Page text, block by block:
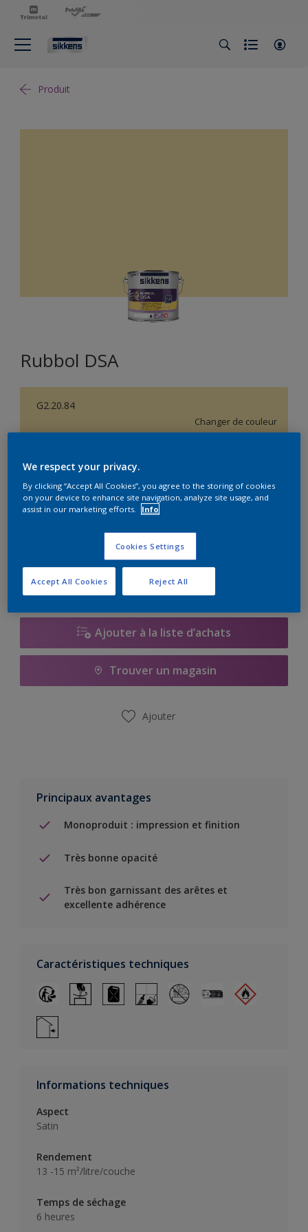
Produit
Rubbol DSA
G2.20.84
Changer de couleur
1L 2,5L 5L
Ajouter à la liste d’achats
Trouver un magasin
Ajouter
Principaux avantages
Monoproduit : impression et finition
Très bonne opacité
Très bon garnissant des arêtes et
excellente adhérence
Caractéristiques techniques
Informations techniques
Aspect
Satin
Rendement
13 -15 m²/litre/couche
Temps de séchage
6 heures
We respect your privacy.
By clicking “Accept All Cookies”, you agree to the storing of cookies
on your device to enhance site navigation, analyze site usage, and
assist in our marketing efforts.
Info
Cookies Settings
Reject All
Accept All Cookies